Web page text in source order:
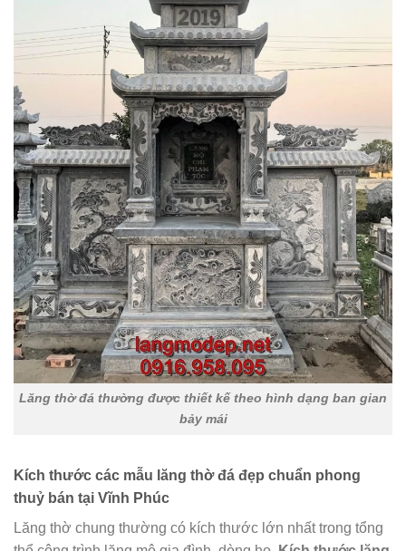
Lăng thờ đá thường được thiết kế theo hình dạng ban gian
bảy mái
Kích thước các mẫu lăng thờ đá đẹp chuẩn phong
thuỷ bán tại Vĩnh Phúc
Lăng thờ chung thường có kích thước lớn nhất trong tổng